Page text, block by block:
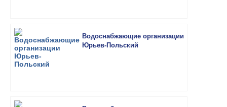
Водоснабжающие организации
Юрьев-Польский